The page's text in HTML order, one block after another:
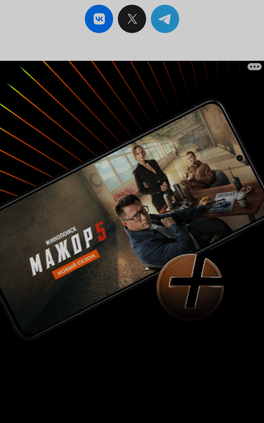
сами в рванине по гостям ходите и из луж
пьете? По поводу чистой формы солдат и тд:
тоже все очень натурально и хорошо,
грязи сидеть да сухари жевать, извините, тоже
ничего не знаете, если бы все так воевали, как
вы себе представляете, то еще до линии
фронта от блох, тифа и дизентерии бы
передохли, ну некомe бы воевать было.